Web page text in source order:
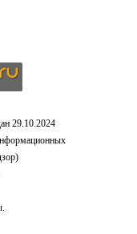
29.10.2024